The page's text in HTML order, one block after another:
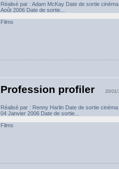
Réalisé par : Adam McKay Date de sortie
Août 2006 Date de sortie...
Films
Profession profiler 20/01/
Réalisé par : Renny Harlin Date de sortie
04 Janvier 2006 Date de sortie...
Films